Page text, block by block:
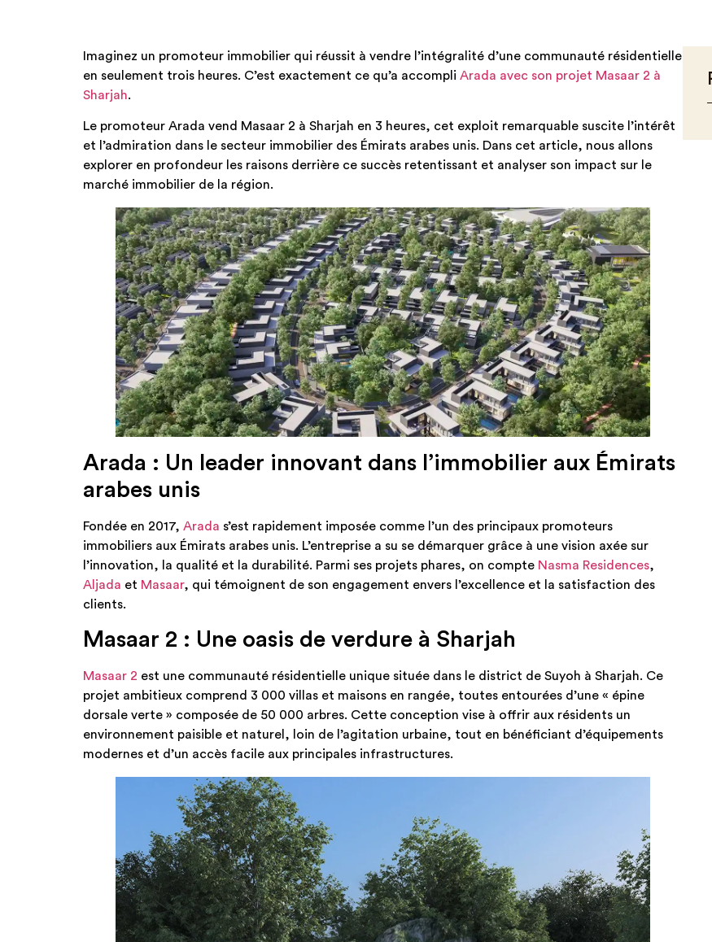
Imaginez un promoteur immobilier qui réussit à vendre l’intégralité d’une communauté résidentielle
en seulement trois heures. C’est exactement ce qu’a accompli Arada avec son projet Masaar 2 à
Sharjah.
Le promoteur Arada vend Masaar 2 à Sharjah en 3 heures, cet exploit remarquable suscite l’intérêt
et l’admiration dans le secteur immobilier des Émirats arabes unis. Dans cet article, nous allons
explorer en profondeur les raisons derrière ce succès retentissant et analyser son impact sur le
marché immobilier de la région.
Arada : Un leader innovant dans l’immobilier aux Émirats
arabes unis
Fondée en 2017, Arada s’est rapidement imposée comme l’un des principaux promoteurs
immobiliers aux Émirats arabes unis. L’entreprise a su se démarquer grâce à une vision axée sur
l’innovation, la qualité et la durabilité. Parmi ses projets phares, on compte Nasma Residences,
Aljada et Masaar, qui témoignent de son engagement envers l’excellence et la satisfaction des
clients.​
Masaar 2 : Une oasis de verdure à Sharjah
Masaar 2 est une communauté résidentielle unique située dans le district de Suyoh à Sharjah. Ce
projet ambitieux comprend 3 000 villas et maisons en rangée, toutes entourées d’une « épine
dorsale verte » composée de 50 000 arbres. Cette conception vise à offrir aux résidents un
environnement paisible et naturel, loin de l’agitation urbaine, tout en bénéficiant d’équipements
modernes et d’un accès facile aux principales infrastructures.​